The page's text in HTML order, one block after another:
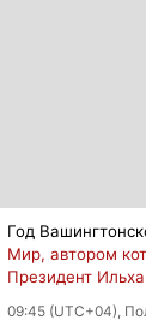
Год
Мир, автором
Президент
09:45 (UTC+04),